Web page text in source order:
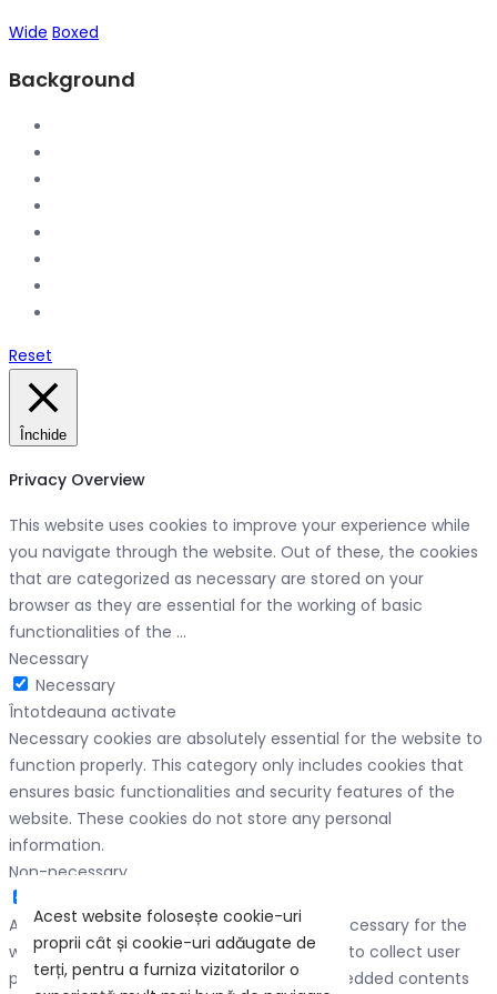
Wide Boxed
Background
Reset
Acest website folosește cookie-uri
proprii cât și cookie-uri adăugate de
terți, pentru a furniza vizitatorilor o
Închide
Privacy Overview
This website uses cookies to improve your experience while
you navigate through the website. Out of these, the cookies
that are categorized as necessary are stored on your
browser as they are essential for the working of basic
functionalities of the ...
Necessary
Necessary
Întotdeauna activate
Necessary cookies are absolutely essential for the website to
function properly. This category only includes cookies that
ensures basic functionalities and security features of the
website. These cookies do not store any personal
information.
Non-necessary
Any cookies that may not be particularly necessary for the
website to function and is used specifically to collect user
personal data via analytics, ads, other embedded contents